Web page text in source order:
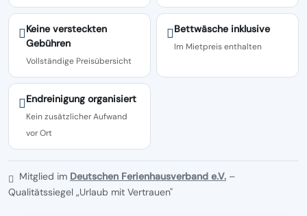
Keine versteckten
Gebühren
Vollständige Preisübersicht
Bettwäsche inklusive
Im Mietpreis enthalten
Endreinigung organisiert
Kein zusätzlicher Aufwand
vor Ort
Mitglied im Deutschen Ferienhausverband e.V. –
Qualitätssiegel „Urlaub mit Vertrauen"